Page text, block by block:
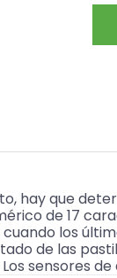
hay que
de 17
los
de las
sensores